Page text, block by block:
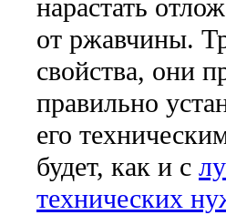
нарастать
от ржавчины.
свойства, они
правильно
его
будет, как и с
технических